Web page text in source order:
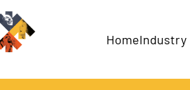
HomeIndustry